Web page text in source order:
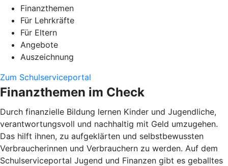
Finanzthemen
Für Lehrkräfte
Für Eltern
Angebote
Auszeichnung
Zum Schulserviceportal
Finanzthemen im Check
Durch finanzielle Bildung lernen Kinder und Jugendliche,
verantwortungsvoll und nachhaltig mit Geld umzugehen.
Das hilft ihnen, zu aufgeklärten und selbstbewussten
Verbraucherinnen und Verbrauchern zu werden. Auf dem
Schulserviceportal Jugend und Finanzen gibt es geballtes